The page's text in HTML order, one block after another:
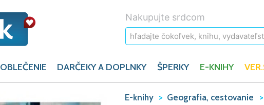
Nakupujte srdcom
OBLEČENIE DARČEKY A DOPLNKY ŠPERKY E-KNIHY
E-knihy Geografia, cestovanie